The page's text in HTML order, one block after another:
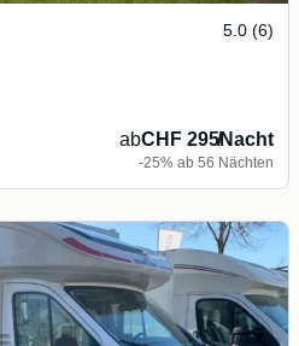
5.0 (6)
abCHF 295/Nacht
-25% ab 56 Nächten